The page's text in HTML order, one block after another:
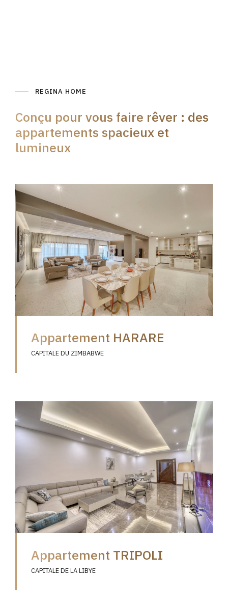
REGINA HOME
Conçu pour vous faire rêver : des
appartements spacieux et
lumineux
Appartement HARARE
CAPITALE DU ZIMBABWE
Appartement TRIPOLI
CAPITALE DE LA LIBYE